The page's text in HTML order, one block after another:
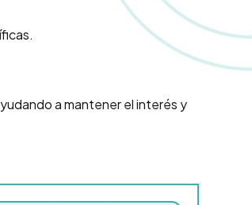
a mantener el interés y